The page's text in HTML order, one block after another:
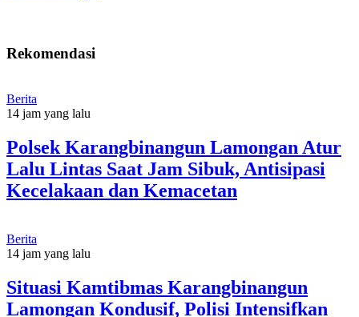
Rekomendasi
Berita
14 jam yang lalu
Polsek Karangbinangun Lamongan Atur
Lalu Lintas Saat Jam Sibuk, Antisipasi
Kecelakaan dan Kemacetan
Berita
14 jam yang lalu
Situasi Kamtibmas Karangbinangun
Lamongan Kondusif, Polisi Intensifkan